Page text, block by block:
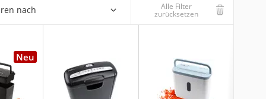
nach Alle Filter
zurücksetzen
Neu